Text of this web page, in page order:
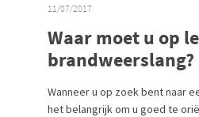
11/07/2017
Waar moet u op
brandweerslang?
Wanneer u op zoek bent naar
het belangrijk om u goed te